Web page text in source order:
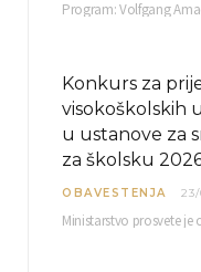
Konkurs za
visokoškolskih
u ustanove za
za školsku
OBAVESTENJA